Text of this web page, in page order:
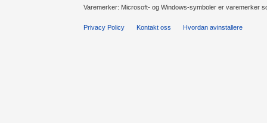
Varemerker: Microsoft- og Windows-symboler er varemerker
Privacy Policy Kontakt oss Hvordan avinstallere